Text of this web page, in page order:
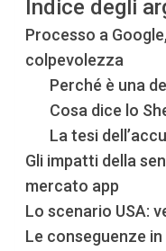
Indice degli
Processo a
colpevolezza
Perché è una
Cosa dice lo
La tesi
Gli impatti della
mercato app
Lo scenario USA:
Le conseguenze